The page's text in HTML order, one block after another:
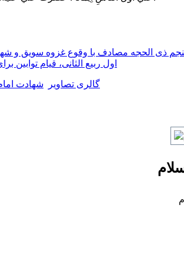
ذی الحجه مصادف با وقوع غزوه سویق و
اول ربیع الثانی، قیام
گالری تصاویر شهادت